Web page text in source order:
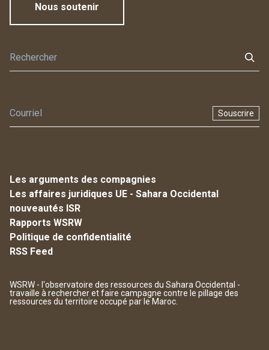
Nous soutenir
Souscrire
Les arguments des compagnies
Les affaires juridiques UE - Sahara Occidental
nouveautés ISR
Rapports WSRW
Politique de confidentialité
RSS Feed
WSRW - l'observatoire des ressources du Sahara Occidental -
travaille à rechercher et faire campagne contre le pillage des
ressources du territoire occupé par le Maroc.